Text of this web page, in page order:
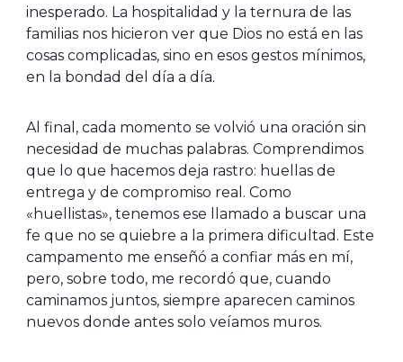
inesperado. La hospitalidad y la ternura de las
familias nos hicieron ver que Dios no está en las
cosas complicadas, sino en esos gestos mínimos,
en la bondad del día a día.
Al final, cada momento se volvió una oración sin
necesidad de muchas palabras. Comprendimos
que lo que hacemos deja rastro: huellas de
entrega y de compromiso real. Como
«huellistas», tenemos ese llamado a buscar una
fe que no se quiebre a la primera dificultad. Este
campamento me enseñó a confiar más en mí,
pero, sobre todo, me recordó que, cuando
caminamos juntos, siempre aparecen caminos
nuevos donde antes solo veíamos muros.